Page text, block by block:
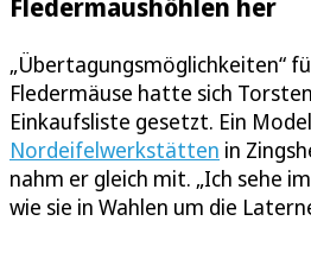
Fledermaushöhlen her
„Übertagungsmöglichkeiten“
Fledermäuse hatte sich
Einkaufsliste gesetzt. Ein
Nordeifelwerkstätten in
nahm er gleich mit. „Ich sehe
wie sie in Wahlen um die